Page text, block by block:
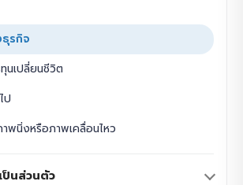
รกิจ
นเปลี่ยนชีวิต
ป
พนิ่งหรือภาพเคลื่อนไหว
ป็นส่วนตัว